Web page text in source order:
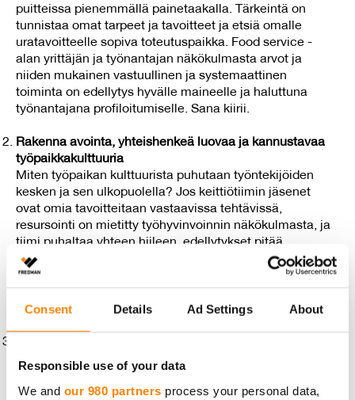
Consent Details Ad Settings About
Responsible use of your data
We and our 980 partners process your personal data,
puitteissa pienemmällä painetaakalla. Tärkeintä on
tunnistaa omat tarpeet ja tavoitteet ja etsiä omalle
uratavoitteelle sopiva toteutuspaikka. Food service -
alan yrittäjän ja työnantajan näkökulmasta arvot ja
niiden mukainen vastuullinen ja systemaattinen
toiminta on edellytys hyvälle maineelle ja haluttuna
työnantajana profiloitumiselle. Sana kiirii.
Rakenna avointa, yhteishenkeä luovaa ja kannustavaa
työpaikkakulttuuria
Miten työpaikan kulttuurista puhutaan työntekijöiden
kesken ja sen ulkopuolella? Jos keittiötiimin jäsenet
ovat omia tavoitteitaan vastaavissa tehtävissä,
resursointi on mietitty työhyvinvoinnin näkökulmasta, ja
tiimi puhaltaa yhteen hiileen, edellytykset pitää
työntekijöiden motivaatio ja sitoutuneisuus korkealla on
hyvä. Helposti lähestyttävä esihenkilö (myös vaikeina
tarpeineen ja ammatillisine intohimoineen.
Miten toteuttaa ammattikeittiön toiminnan
tehostaminen siten, että siitä voi tulla kilpailuetu?
Rutiinitehtäviä, kuten päivittäisiä omavalvonnan ja